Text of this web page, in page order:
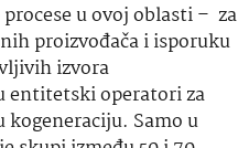
u ovoj oblasti – za
proizvođača i isporuku
izvora
entitetski operatori za
Samo u